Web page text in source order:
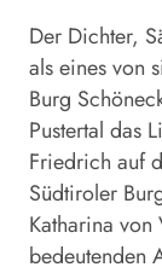
Der Dichter,
als eines von
Burg
Pustertal das
Friedrich auf
Südtiroler
Katharina
bedeutenden